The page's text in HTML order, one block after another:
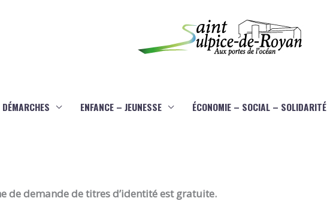
DÉMARCHES ENFANCE – JEUNESSE ÉCONOMIE – SOCIAL – SOLIDARITÉ
de demande de titres d’identité est gratuite.